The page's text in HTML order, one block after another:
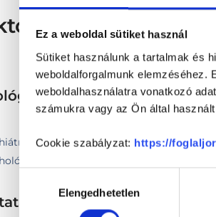
Ez a weboldal sütiket használ
Sütiket használunk a tartalmak és
weboldalforgalmunk elemzéséhez.
weboldalhasználatra vonatkozó
számukra vagy az Ön által
Cookie szabályzat: https://
kiválasztásaElengedhetetlen
-
TERÜLETHEZ